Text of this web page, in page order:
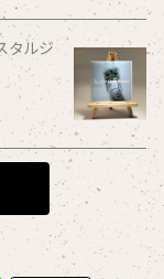
タルジ